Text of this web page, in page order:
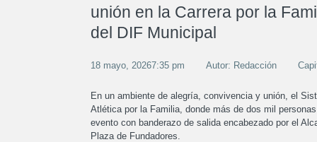
unión en la Carrera por la
del DIF Municipal
18 mayo, 20267:35 pm Autor: Redacción
En un ambiente de alegría, convivencia y unión, el
Atlética por la Familia, donde más de dos mil
evento con banderazo de salida encabezado por el
Plaza de Fundadores.